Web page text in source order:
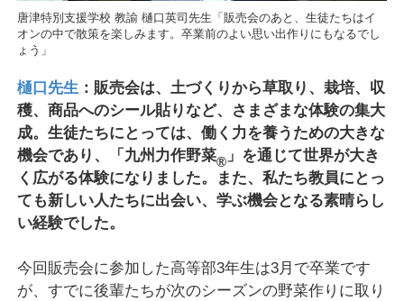
唐津特別支援学校 教諭 樋口英司先生「販売会のあと、生徒たちはイ
オンの中で散策を楽しみます。卒業前のよい思い出作りにもなるでし
ょう」
樋口先生 ：販売会は、土づくりから草取り、栽培、収
穫、商品へのシール貼りなど、さまざまな体験の集大
成。生徒たちにとっては、働く力を養うための大きな
機会であり、「九州力作野菜® 」を通じて世界が大き
く広がる体験になりました。また、私たち教員にとっ
ても新しい人たちに出会い、学ぶ機会となる素晴らし
い経験でした。
今回販売会に参加した高等部3年生は3月で卒業です
が、すでに後輩たちが次のシーズンの野菜作りに取り